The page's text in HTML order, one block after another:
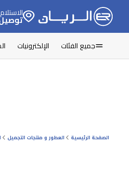
توصيل
جميع الفئات الإلكترونيات
الصفحة الرئيسية العطور و منتجات التجميل